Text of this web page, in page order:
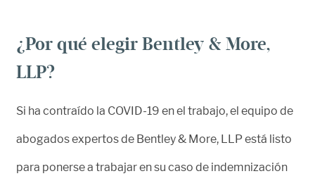
¿Por qué elegir Bentley & More,
LLP?
Si ha contraído la COVID-19 en el trabajo, el equipo de
abogados expertos de Bentley & More, LLP está listo
para ponerse a trabajar en su caso de indemnización